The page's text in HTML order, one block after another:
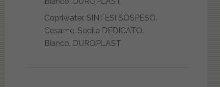
Copriwater. SINTESI SOSPESO.
Cesame. Sedile DEDICATO.
Bianco. DUROPLAST